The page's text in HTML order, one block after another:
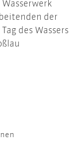
der
des Wassers